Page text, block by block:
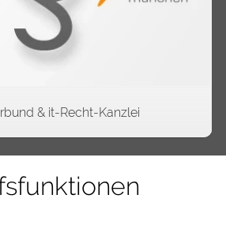
Rechtstexte-API
& it-Recht-Kanzlei